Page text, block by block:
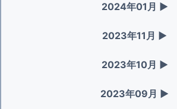
2024年01月 ▶
2023年11月 ▶
2023年10月 ▶
2023年09月 ▶